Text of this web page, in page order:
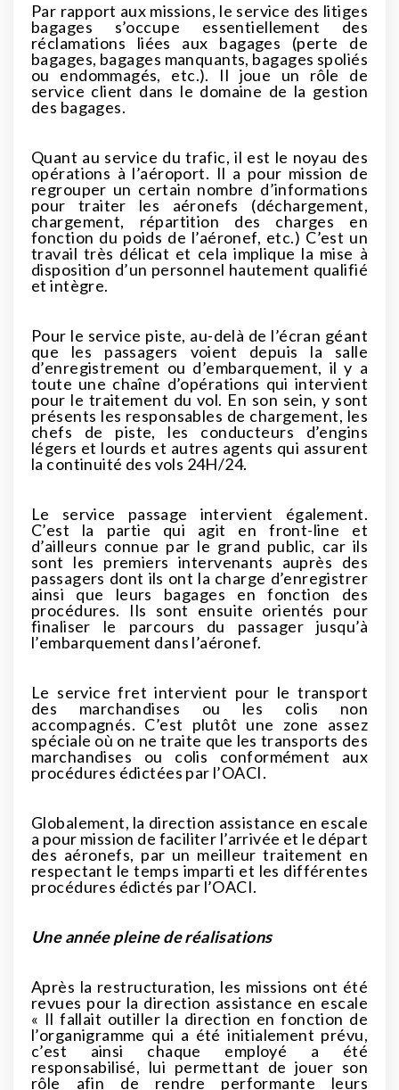
Par rapport aux missions, le service des litiges
bagages s’occupe essentiellement des
réclamations liées aux bagages (perte de
bagages, bagages manquants, bagages spoliés
ou endommagés, etc.). Il joue un rôle de
service client dans le domaine de la gestion
des bagages.
Quant au service du trafic, il est le noyau des
opérations à l’aéroport. Il a pour mission de
regrouper un certain nombre d’informations
pour traiter les aéronefs (déchargement,
chargement, répartition des charges en
fonction du poids de l’aéronef, etc.) C’est un
travail très délicat et cela implique la mise à
disposition d’un personnel hautement qualifié
et intègre.
Pour le service piste, au-delà de l’écran géant
que les passagers voient depuis la salle
d’enregistrement ou d’embarquement, il y a
toute une chaîne d’opérations qui intervient
pour le traitement du vol. En son sein, y sont
présents les responsables de chargement, les
chefs de piste, les conducteurs d’engins
légers et lourds et autres agents qui assurent
la continuité des vols 24H/24.
Le service passage intervient également.
C’est la partie qui agit en front-line et
d’ailleurs connue par le grand public, car ils
sont les premiers intervenants auprès des
passagers dont ils ont la charge d’enregistrer
ainsi que leurs bagages en fonction des
procédures. Ils sont ensuite orientés pour
finaliser le parcours du passager jusqu’à
l’embarquement dans l’aéronef.
Le service fret intervient pour le transport
des marchandises ou les colis non
accompagnés. C’est plutôt une zone assez
spéciale où on ne traite que les transports des
marchandises ou colis conformément aux
procédures édictées par l’OACI.
Globalement, la direction assistance en escale
a pour mission de faciliter l’arrivée et le départ
des aéronefs, par un meilleur traitement en
respectant le temps imparti et les différentes
procédures édictés par l’OACI.
Une année pleine de réalisations
Après la restructuration, les missions ont été
revues pour la direction assistance en escale
« Il fallait outiller la direction en fonction de
l’organigramme qui a été initialement prévu,
c’est ainsi chaque employé a été
responsabilisé, lui permettant de jouer son
rôle afin de rendre performante leurs